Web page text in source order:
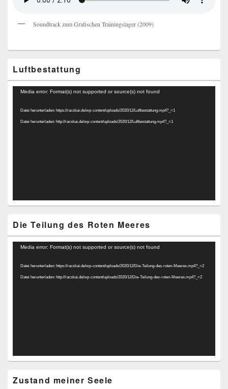
Soundtrack zum Grafischen Trainingslager (2009)
Luftbestattung
Video-
Media error: Format(s) not supported or source(s) not found
Datei herunterladen: https://racskai.de/wp-content/uploads/2020/12/Luftbestattung.mp4?_=1
Datei herunterladen: http://racskai.de/wp-content/uploads/2020/12/Luftbestattung.mp4?_=1
Die Teilung des Roten Meeres
Video-
Media error: Format(s) not supported or source(s) not found
Datei herunterladen: https://racskai.de/wp-content/uploads/2020/12/Die-Teilung-des-roten-Meeres.mp4?_=2
Datei herunterladen: http://racskai.de/wp-content/uploads/2020/12/Die-Teilung-des-roten-Meeres.mp4?_=2
Zustand meiner Seele